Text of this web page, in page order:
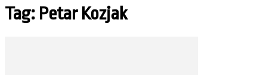
Tag: Petar Kozjak